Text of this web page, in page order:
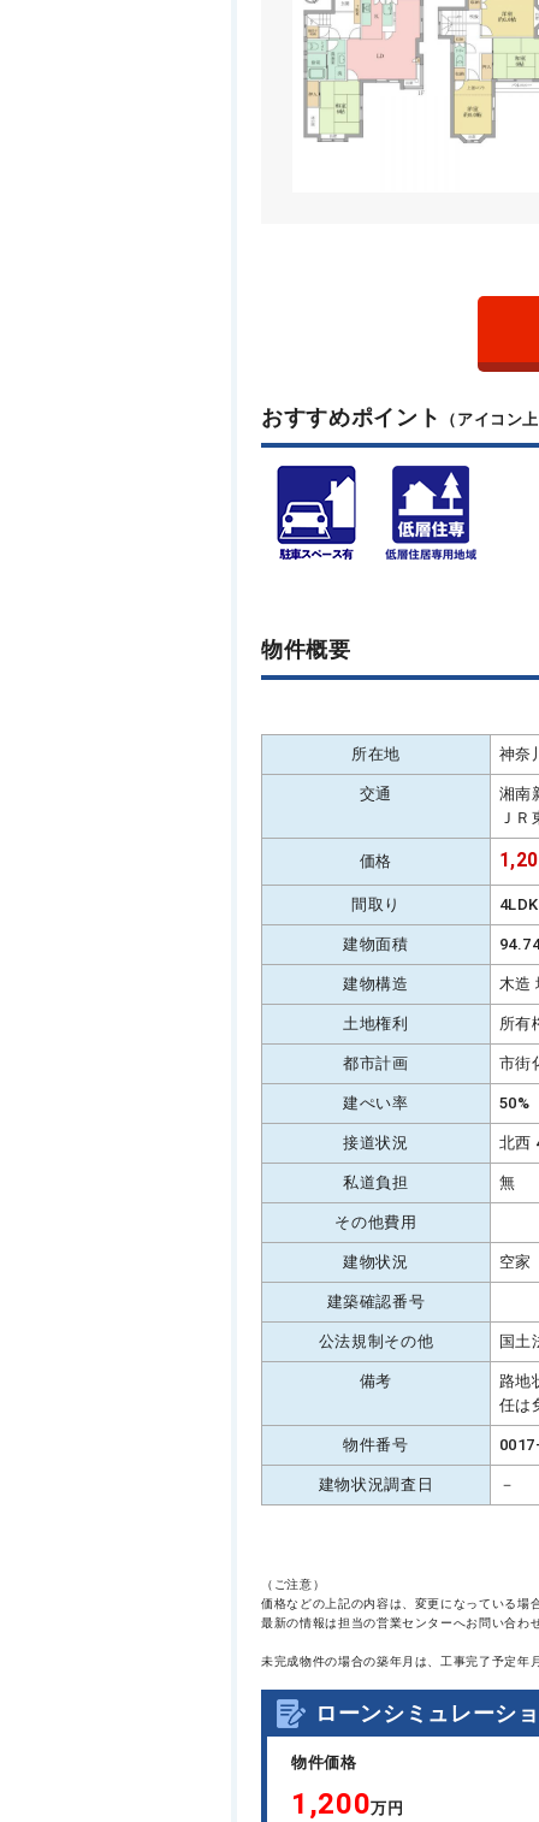
おすすめポイント （アイコン
物件概要
所在地 神奈
交通
湘南
Ｊ
価格
間取り 4LDK
建物面積
建物構造 木造
土地権利 所有
都市計画 市街
建ぺい率 50%
接道状況 北西
私道負担 無
その他費用
建物状況 空家
建築確認番号
公法規制その他 国土
備考
路地
任は
物件番号
建物状況調査日 －
（ご注意）
価格などの上記の内容は、変更になっている場
最新の情報は担当の営業センターへお問い合わ
未完成物件の場合の築年月は、工事完了予定年
ローンシミュレーシ
物件価格
1,200万円